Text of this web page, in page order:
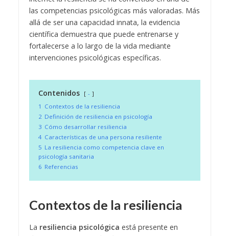
las competencias psicológicas más valoradas. Más
allá de ser una capacidad innata, la evidencia
científica demuestra que puede entrenarse y
fortalecerse a lo largo de la vida mediante
intervenciones psicológicas específicas.
Contenidos
-
1 Contextos de la resiliencia
2 Definición de resiliencia en psicología
3 Cómo desarrollar resiliencia
4 Características de una persona resiliente
5 La resiliencia como competencia clave en
psicología sanitaria
6 Referencias
Contextos de la resiliencia
La resiliencia psicológica está presente en